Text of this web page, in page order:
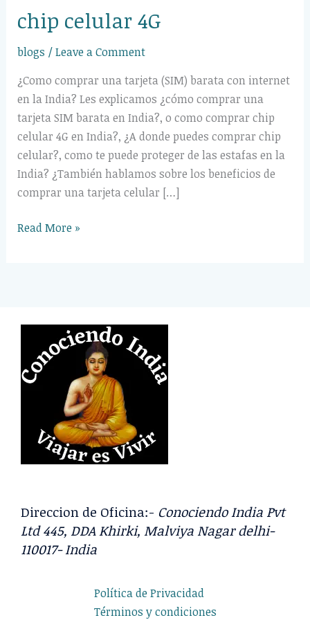
chip celular 4G
blogs /Leave a Comment
¿Como comprar una tarjeta (SIM) barata con internet
en la India? Les explicamos ¿cómo comprar una
tarjeta SIM barata en India?, o como comprar chip
celular 4G en India?, ¿A donde puedes comprar chip
celular?, como te puede proteger de las estafas en la
India? ¿También hablamos sobre los beneficios de
comprar una tarjeta celular […]
chip
celular
4G
Read More »
Direccion de Oficina:- Conociendo India Pvt
Ltd 445, DDA Khirki, Malviya Nagar delhi-
110017- India
Política de Privacidad
Términos y condiciones